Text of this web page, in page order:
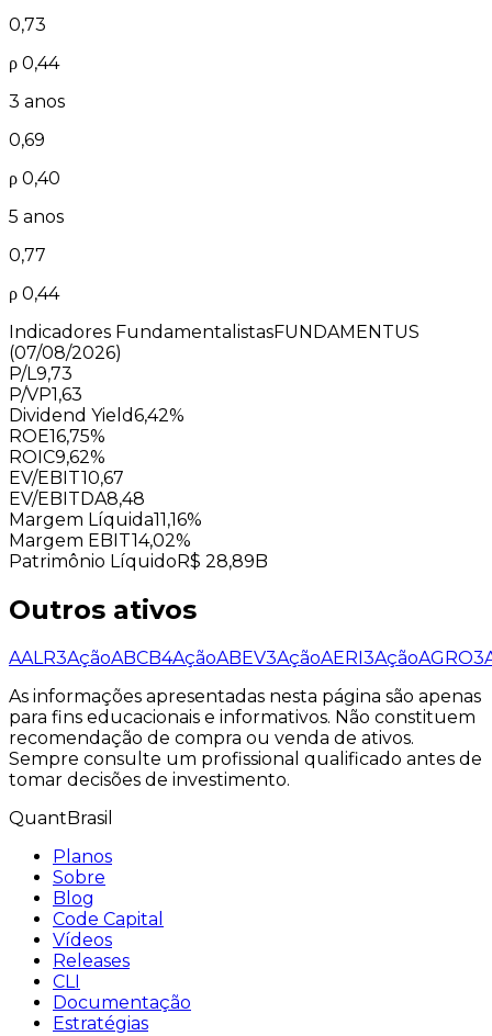
0,73
ρ 0,44
3 anos
0,69
ρ 0,40
5 anos
0,77
ρ 0,44
Indicadores FundamentalistasFUNDAMENTUS
(07/08/2026)
P/L9,73
P/VP1,63
Dividend Yield6,42%
ROE16,75%
ROIC9,62%
EV/EBIT10,67
EV/EBITDA8,48
Margem Líquida11,16%
Margem EBIT14,02%
Patrimônio LíquidoR$ 28,89B
Outros ativos
AALR3AçãoABCB4AçãoABEV3AçãoAERI3AçãoAGRO3
As informações apresentadas nesta página são apenas
para fins educacionais e informativos. Não constituem
recomendação de compra ou venda de ativos.
Sempre consulte um profissional qualificado antes de
tomar decisões de investimento.
QuantBrasil
Planos
Sobre
Blog
Code Capital
Vídeos
Releases
CLI
Documentação
Estratégias